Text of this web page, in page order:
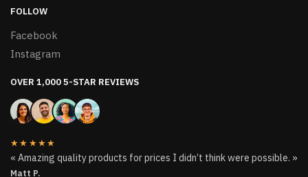
FOLLOW
Facebook
Instagram
OVER 1,000 5-STAR REVIEWS
★★★★★
« Amazing quality products for prices I didn’t think were possible. »
Matt P.